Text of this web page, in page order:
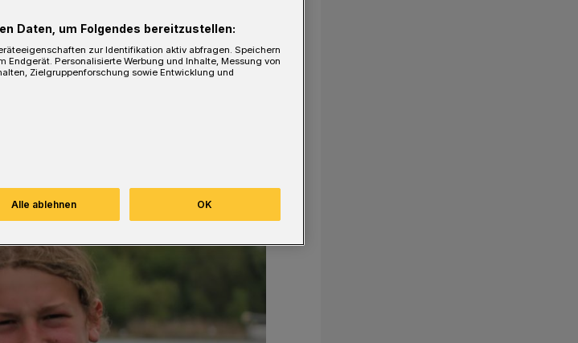
Daten, um Folgendes bereitzustellen:
zur Identifikation aktiv abfragen. Speichern
Endgerät. Personalisierte Werbung und Inhalte, Messung von
Zielgruppenforschung sowie Entwicklung und
Alle ablehnen OK